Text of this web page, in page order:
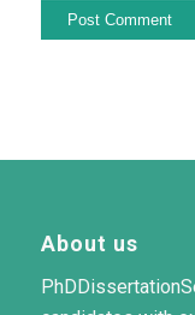
About us